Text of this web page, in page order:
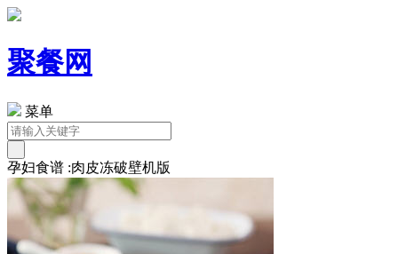
聚餐网
菜单
孕妇食谱 :肉皮冻破壁机版